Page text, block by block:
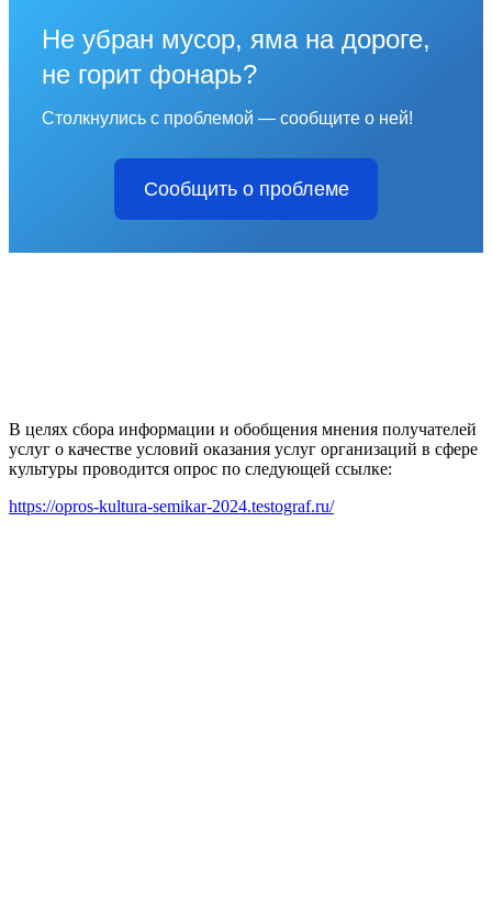
Не убран мусор, яма на дороге,
не горит фонарь?
Столкнулись с проблемой — сообщите о ней!
Сообщить о проблеме
В целях сбора информации и обобщения мнения получателей
услуг о качестве условий оказания услуг организаций в сфере
культуры проводится опрос по следующей ссылке:
https://opros-kultura-semikar-2024.testograf.ru/